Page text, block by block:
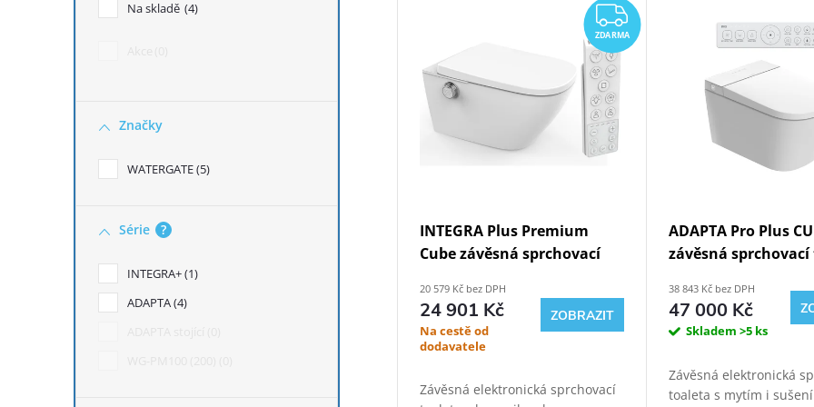
Na skladě 4
Značky
WATERGATE 5
Série ?
INTEGRA+ 1
ADAPTA 4
Výpis produktůZDARMA
ZDARMA
INTEGRA Plus Premium
Cube závěsná sprchovací
20 579 Kč bez DPH
24 901 Kč
Na cestě od
dodavatele
ZOBRAZIT
Závěsná elektronická sprchovací
ADAPTA Pro Plus
závěsná
38 843 Kč bez DPH
47 000 Kč
Skladem>5 ks
Závěsná elektronická
toaleta s mytím i